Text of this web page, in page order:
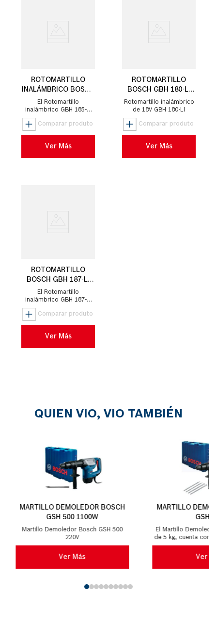
ROTOMARTILLO
INALÁMBRICO BOSCH
GBH 185-LI, 18V SB
El Rotomartillo
inalámbrico GBH 185-LI
Bosch de 18V tiene
motor Brushless, sin
Ver Más
ROTOMARTILLO
BOSCH GBH 180-LI
18V
Rotomartillo inalámbrico
de 18V GBH 180-LI
Ver Más
ROTOMARTILLO
BOSCH GBH 187-LI
18V 2 BATERÍAS Y
MALETÍN
El Rotomartillo
inalámbrico GBH 187-LI
de la línea Professional
de Bosch tiene una
Ver Más
QUIEN VIO, VIO TAMBIÉN
MARTILLO DEMOLEDOR BOSCH
GSH 500 1100W
Martillo Demoledor Bosch GSH 500
220V
Ver Más
MARTILLO
GSH
El Martillo
de 5 kg, cuenta con
W y con 7,5J de
Ver